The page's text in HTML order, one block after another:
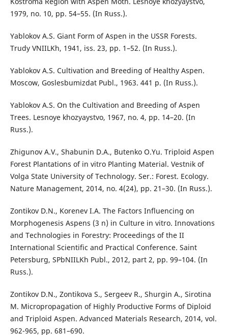
1979, no. 10, pp. 54–55. (In Russ.).
Yablokov A.S. Giant Form of Aspen in the USSR Forests.
Trudy VNIILKh, 1941, iss. 23, pp. 1–52. (In Russ.).
Yablokov A.S. Cultivation and Breeding of Healthy Aspen.
Moscow, Goslesbumizdat Publ., 1963. 441 p. (In Russ.).
Yablokov A.S. On the Cultivation and Breeding of Aspen
Trees. Lesnoye khozyaystvo, 1967, no. 4, pp. 14–20. (In
Russ.).
Zhigunov A.V., Shabunin D.A., Butenko O.Yu. Triploid Aspen
Forest Plantations of in vitro Planting Material. Vestnik of
Volga State University of Technology. Ser.: Forest. Ecology.
Nature Management, 2014, no. 4(24), pp. 21–30. (In Russ.).
Zontikov D.N., Korenev I.A. The Factors Influencing on
Morphogenesis Aspens (3 n) in Culture in vitro. Innovations
and Technologies in Forestry: Proceedings of the II
International Scientific and Practical Conference. Saint
Petersburg, SPbNIILKh Publ., 2012, part 2, pp. 99–104. (In
Russ.).
Zontikov D.N., Zontikova S., Sergeev R., Shurgin A., Sirotina
M. Micropropagation of Highly Productive Forms of Diploid
and Triploid Aspen. Advanced Materials Research, 2014, vol.
962-965, pp. 681–690.